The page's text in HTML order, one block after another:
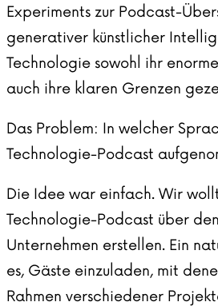
Experiments zur Podcast-
generativer künstlicher
Technologie sowohl ihr
auch ihre klaren Grenzen
Das Problem: In welcher
Technologie-Podcast
Die Idee war einfach. Wir
Technologie-Podcast über
Unternehmen erstellen. Ein
es, Gäste einzuladen, mit
Rahmen verschiedener